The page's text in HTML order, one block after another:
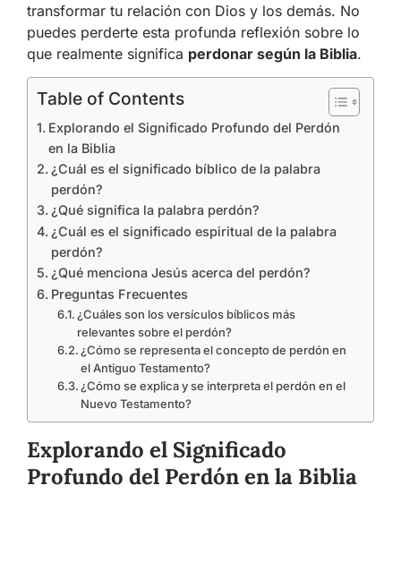
transformar tu relación con Dios y los demás. No
puedes perderte esta profunda reflexión sobre lo
que realmente significa perdonar según la Biblia.
Table of Contents
Explorando el Significado Profundo del Perdón
en la Biblia
¿Cuál es el significado bíblico de la palabra
perdón?
¿Qué significa la palabra perdón?
¿Cuál es el significado espiritual de la palabra
perdón?
¿Qué menciona Jesús acerca del perdón?
Preguntas Frecuentes
¿Cuáles son los versículos bíblicos más
relevantes sobre el perdón?
¿Cómo se representa el concepto de perdón en
el Antiguo Testamento?
¿Cómo se explica y se interpreta el perdón en el
Nuevo Testamento?
Explorando el Significado
Profundo del Perdón en la Biblia